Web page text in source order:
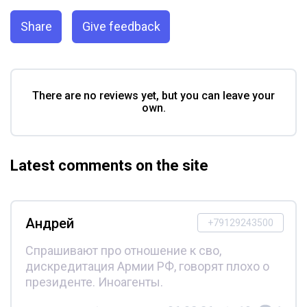
Share Give feedback
There are no reviews yet, but you can leave your
own.
Latest comments on the site
+79129243500
Андрей
Спрашивают про отношение к сво,
дискредитация Армии РФ, говорят плохо о
президенте. Иноагенты.